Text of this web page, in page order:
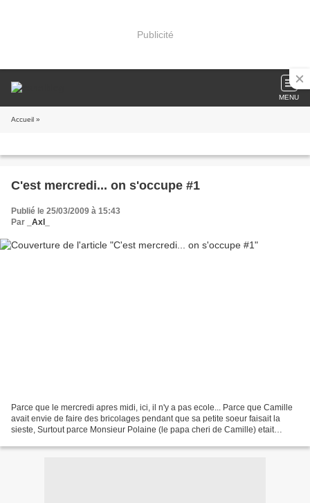
Publicité
MENU
Accueil »
C'est mercredi... on s'occupe #1
Publié le 25/03/2009 à 15:43
Par
_Axl_
Parce que le mercredi apres midi, ici, il n'y a pas ecole... Parce que Camille
avait envie de faire des bricolages pendant que sa petite soeur faisait la
sieste, Surtout parce Monsieur Polaine (le papa cheri de Camille) etait